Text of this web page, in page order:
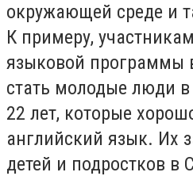
окружающей среде и
К примеру,
языковой программы
стать молодые люди в
22 лет, которые
английский язык. Их
детей и подростков в